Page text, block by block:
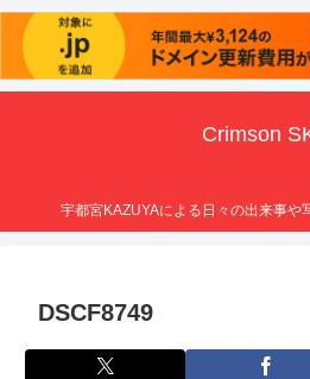
Crimson
宇都宮KAZUYAによる日々の出来事や
DSCF8749